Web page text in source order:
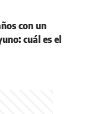
con un
cuál es el